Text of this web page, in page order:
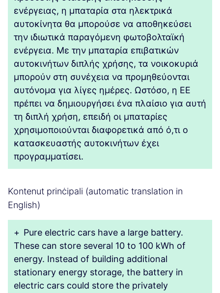
ενέργειας, η μπαταρία στα ηλεκτρικά
αυτοκίνητα θα μπορούσε να αποθηκεύσει
την ιδιωτικά παραγόμενη φωτοβολταϊκή
ενέργεια. Με την μπαταρία επιβατικών
αυτοκινήτων διπλής χρήσης, τα νοικοκυριά
μπορούν στη συνέχεια να προμηθεύονται
αυτόνομα για λίγες ημέρες. Ωστόσο, η ΕΕ
πρέπει να δημιουργήσει ένα πλαίσιο για αυτή
τη διπλή χρήση, επειδή οι μπαταρίες
χρησιμοποιούνται διαφορετικά από ό,τι ο
κατασκευαστής αυτοκινήτων έχει
προγραμματίσει.
Kontenut prinċipali (automatic translation in
English)
+ Pure electric cars have a large battery.
These can store several 10 to 100 kWh of
energy. Instead of building additional
stationary energy storage, the battery in
electric cars could store the privately